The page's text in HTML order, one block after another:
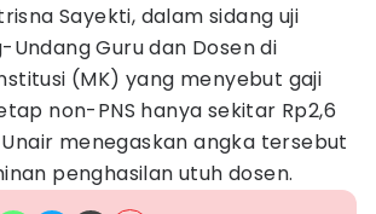
Sayekti, dalam sidang uji
Guru dan Dosen di
(MK) yang menyebut gaji
non-PNS hanya sekitar Rp2,6
menegaskan angka tersebut
penghasilan utuh dosen.